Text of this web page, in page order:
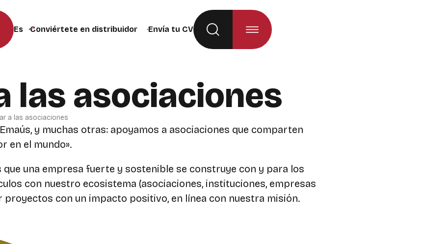
Cambiar el idioma del sitio web (la página se recargará al seleccionar la opción)
Conviértete en distribuidor Envía tu CV
las asociaciones
a las asociaciones
y muchas otras: apoyamos a asociaciones que comparten
en el mundo».
que una empresa fuerte y sostenible se construye con y para los
con nuestro ecosistema (asociaciones, instituciones, empresas
proyectos con un impacto positivo, en línea con nuestra misión.